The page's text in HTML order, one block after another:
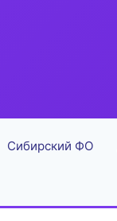
Сибирский ФО